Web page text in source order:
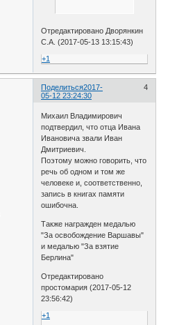
Отредактировано Дворянкин
С.А. (2017-05-13 13:15:43)
+1
Поделиться 4
2017-
05-12 23:24:30
Михаил Владимирович
подтвердил, что отца Ивана
Ивановича звали Иван
Дмитриевич.
Поэтому можно говорить, что
речь об одном и том же
человеке и, соответственно,
запись в книгах памяти
ошибочна.
Также награжден медалью
"За освобождение Варшавы"
и медалью "За взятие
Берлина"
Отредактировано
простомария (2017-05-12
23:56:42)
+1